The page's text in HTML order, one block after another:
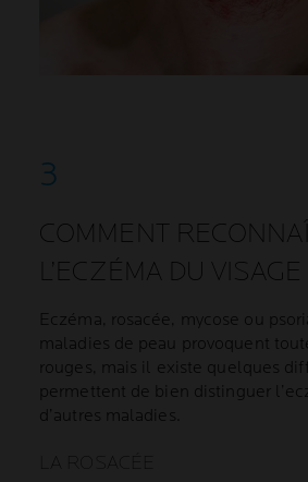
COMMENT
L’ECZÉMA DU VISAGE
Eczéma, rosacée, mycose ou
maladies de peau provoquent
rouges, mais il existe quelques
permettent de bien distinguer
d’autres maladies.